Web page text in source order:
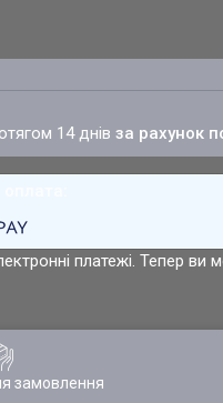
14 днівза рахунок
платежі. Тепер
замовлення